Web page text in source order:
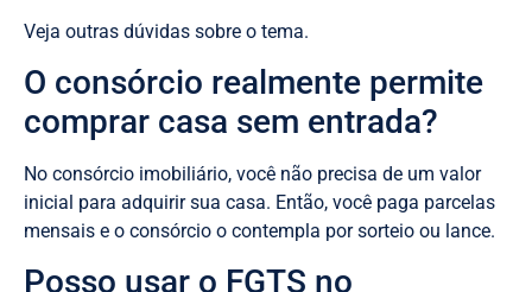
Veja outras dúvidas sobre o tema.
O consórcio realmente permite
comprar casa sem entrada?
No consórcio imobiliário, você não precisa de um valor
inicial para adquirir sua casa. Então, você paga parcelas
mensais e o consórcio o contempla por sorteio ou lance.
Posso usar o FGTS no